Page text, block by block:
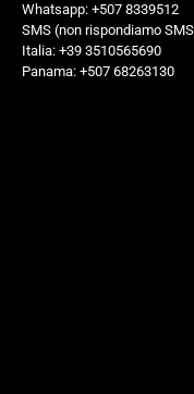
Whatsapp: +507 8339512
SMS (non rispondiamo
Italia: +39 3510565690
Panama: +507 68263130